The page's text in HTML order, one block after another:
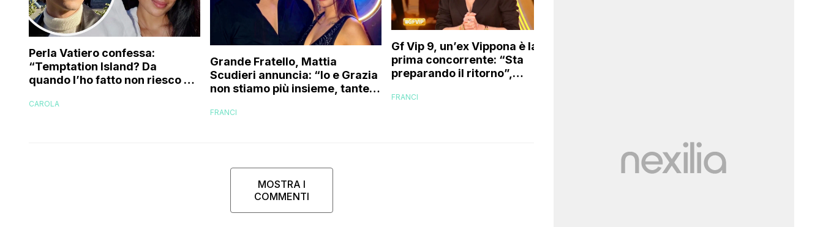
Perla Vatiero confessa:
“Temptation Island? Da
quando l’ho fatto non riesco più
CAROLA
Grande Fratello, Mattia
Scudieri annuncia: “Io e Grazia
non stiamo più insieme, tante
e…”
FRANCI
Gf Vip 9, un’ex Vippona è la
prima concorrente: “Sta
preparando il ritorno”,
FRANCI
MOSTRA I
COMMENTI